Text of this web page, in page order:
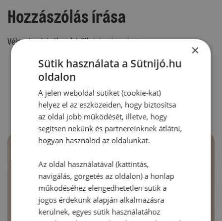
Hozzászólás írása
Vélemény írásához, kérjük,jelentkezz be!
RECEPTAJÁNLÓ
×
Sütik használata a Sütnijó.hu
oldalon
A jelen weboldal sütiket (cookie-kat)
helyez el az eszközeiden, hogy biztosítsa
az oldal jobb működését, illetve, hogy
segítsen nekünk és partnereinknek átlátni,
hogyan használod az oldalunkat.
Az oldal használatával (kattintás,
navigálás, görgetés az oldalon) a honlap
működéséhez elengedhetetlen sütik a
jogos érdekünk alapján alkalmazásra
kerülnek, egyes sütik használatához